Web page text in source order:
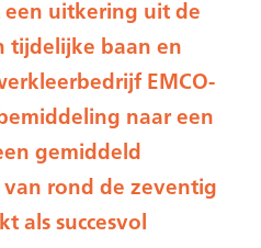
uitkering uit de
tijdelijke baan en
EMCO-
naar een
gemiddeld
rond de zeventig
als succesvol